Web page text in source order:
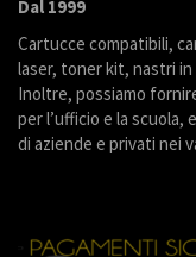
Dal 1999
Cartucce compatibili,
laser, toner kit, nastri
Inoltre, possiamo
per l’ufficio e la
di aziende e privati nei